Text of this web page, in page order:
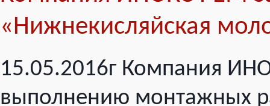
«Нижнекисляйская
15.05.2016г Компания
выполнению монтажных